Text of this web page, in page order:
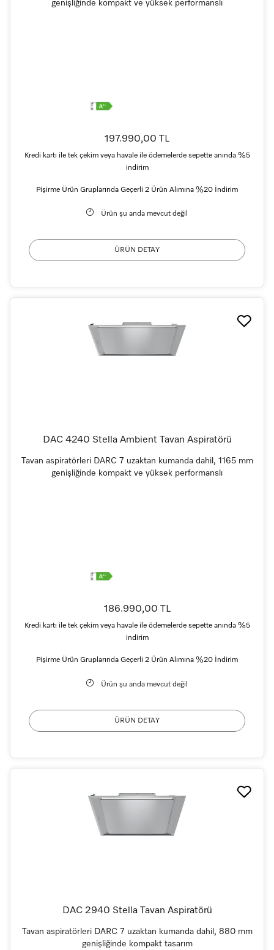
genişliğinde kompakt ve yüksek performanslı
197.990,00 TL
Kredi kartı ile tek çekim veya havale ile ödemelerde sepette anında %5
indirim
Pişirme Ürün Gruplarında Geçerli 2 Ürün Alımına %20 İndirim
Ürün şu anda mevcut değil
ÜRÜN DETAY
DAC 4240 Stella Ambient Tavan Aspiratörü
Tavan aspiratörleri DARC 7 uzaktan kumanda dahil, 1165 mm
genişliğinde kompakt ve yüksek performanslı
186.990,00 TL
Kredi kartı ile tek çekim veya havale ile ödemelerde sepette anında %5
indirim
Pişirme Ürün Gruplarında Geçerli 2 Ürün Alımına %20 İndirim
Ürün şu anda mevcut değil
ÜRÜN DETAY
DAC 2940 Stella Tavan Aspiratörü
Tavan aspiratörleri DARC 7 uzaktan kumanda dahil, 880 mm
genişliğinde kompakt tasarım